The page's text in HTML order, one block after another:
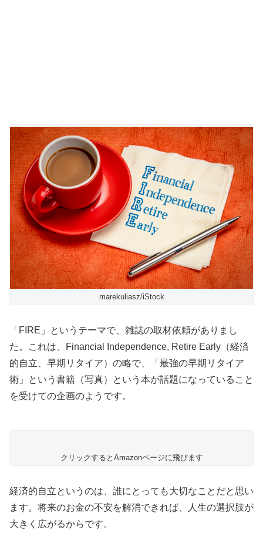
marekuliasz/iStock
「FIRE」というテーマで、雑誌の取材依頼がありまし
た。これは、Financial Independence, Retire Early（経済
的自立、早期リタイア）の略で、「最強の早期リタイア
術」という書籍（写真）という本が話題になっていること
を受けての企画のようです。
クリックするとAmazonページに飛びます
経済的自立というのは、誰にとっても大切なことだと思い
ます。将来のお金の不安を解消できれば、人生の選択肢が
大きく広がるからです。